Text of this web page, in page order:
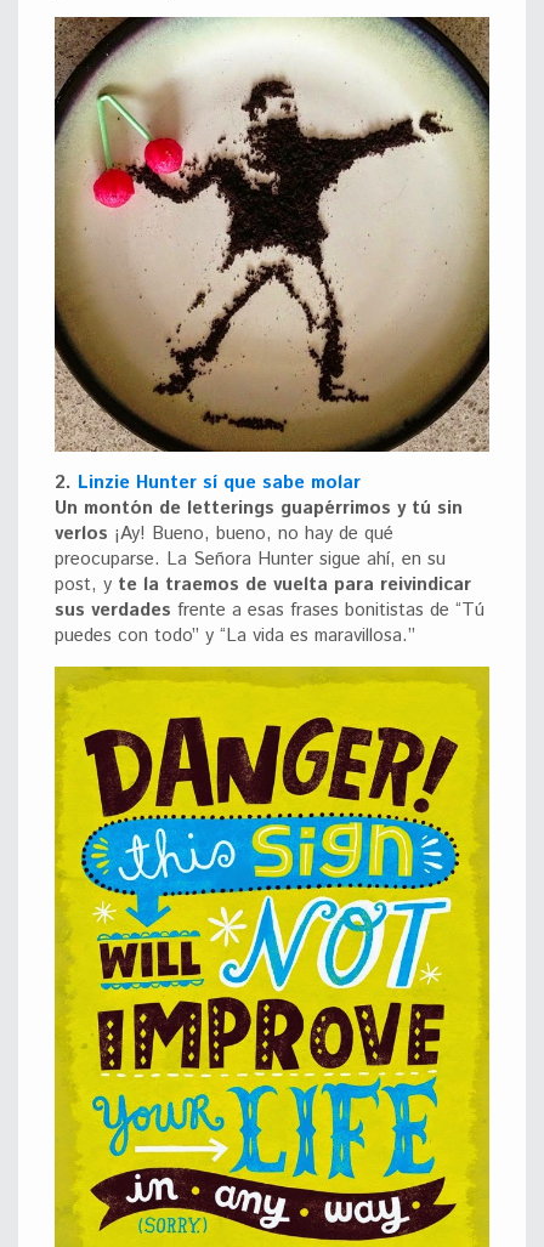
2. Linzie Hunter sí que sabe molar
Un montón de letterings guapérrimos y tú sin
verlos ¡Ay! Bueno, bueno, no hay de qué
preocuparse. La Señora Hunter sigue ahí, en su
post, y te la traemos de vuelta para reivindicar
sus verdades frente a esas frases bonitistas de “Tú
puedes con todo” y “La vida es maravillosa.”